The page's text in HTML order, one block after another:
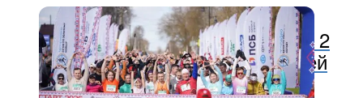
Полумарафон «Май. Мир.
Молодость» в Тутаеве собрал 2
тысячи любителей бега со всей
страны